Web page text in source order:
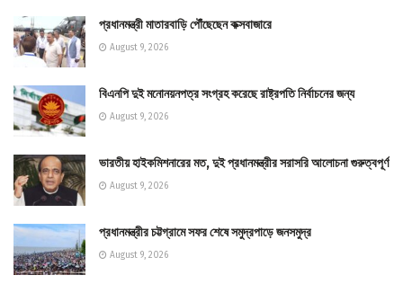
প্রধানমন্ত্রী মাতারবাড়ি পৌঁছেছেন কক্সবাজারে
August 9, 2026
বিএনপি দুই মনোনয়নপত্র সংগ্রহ করেছে রাষ্ট্রপতি নির্বাচনের জন্য
August 9, 2026
ভারতীয় হাইকমিশনারের মত, দুই প্রধানমন্ত্রীর সরাসরি আলোচনা গুরুত্বপূর্ণ
August 9, 2026
প্রধানমন্ত্রীর চট্টগ্রামে সফর শেষে সমুদ্রপাড়ে জনসমুদ্র
August 9, 2026